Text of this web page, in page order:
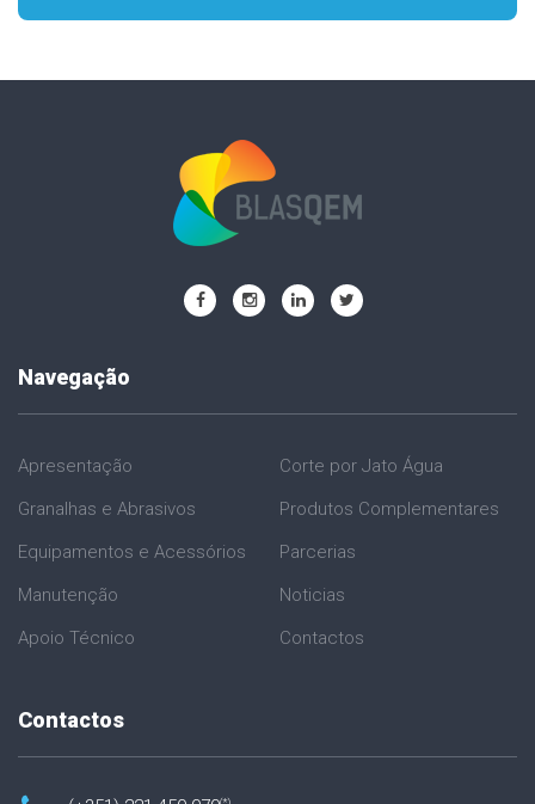
Navegação
Apresentação
Granalhas e Abrasivos
Equipamentos e Acessórios
Manutenção
Apoio Técnico
Corte por Jato Água
Produtos Complementares
Parcerias
Noticias
Contactos
Contactos